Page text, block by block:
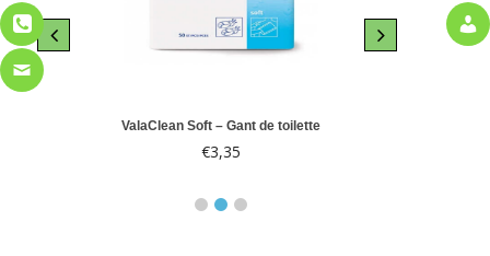
ValaClean Soft – Gant de toilette
€3,35